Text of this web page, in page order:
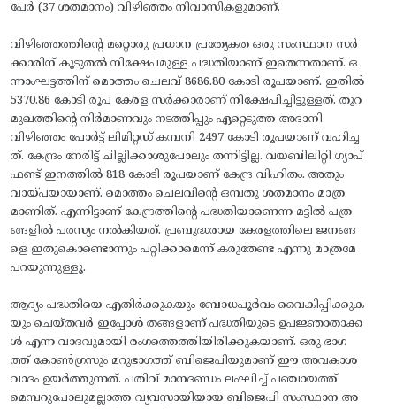
പേർ (37 ശതമാനം) വിഴിഞ്ഞം നിവാസികളുമാണ്.
വിഴിഞ്ഞത്തിന്റെ മറ്റൊരു പ്രധാന പ്രത്യേകത ഒരു സംസ്ഥാന സർ
ക്കാരിന് കൂടുതൽ നിക്ഷേപമുള്ള പദ്ധതിയാണ്‌ ഇതെന്നതാണ്. ഒ
ന്നാംഘട്ടത്തിന് മൊത്തം ചെലവ് 8686.80 കോടി രൂപയാണ്. ഇതിൽ
5370.86 കോടി രൂപ കേരള സർക്കാരാണ് നിക്ഷേപിച്ചിട്ടുള്ളത്. തുറ
മുഖത്തിന്റെ നിർമാണവും നടത്തിപ്പും ഏറ്റെടുത്ത അദാനി
വിഴിഞ്ഞം പോർട്ട് ലിമിറ്റഡ് കമ്പനി 2497 കോടി രൂപയാണ്‌ വഹിച്ച
ത്. കേന്ദ്രം നേരിട്ട് ചില്ലിക്കാശുപോലും തന്നിട്ടില്ല. വയബിലിറ്റി ഗ്യാപ്
ഫണ്ട് ഇനത്തിൽ 818 കോടി രൂപയാണ് കേന്ദ്ര വിഹിതം. അതും
വായ്‌പയായാണ്. മൊത്തം ചെലവിന്റെ ഒമ്പതു ശതമാനം മാത്ര
മാണിത്. എന്നിട്ടാണ് കേന്ദ്രത്തിന്റെ പദ്ധതിയാണെന്ന മട്ടിൽ പത്ര
ങ്ങളിൽ പരസ്യം നൽകിയത്. പ്രബുദ്ധരായ കേരളത്തിലെ ജനങ്ങ
ളെ ഇതുകൊണ്ടൊന്നും പറ്റിക്കാമെന്ന് കരുതേണ്ട എന്നു മാത്രമേ
പറയുന്നുള്ളൂ.
ആദ്യം പദ്ധതിയെ എതിർക്കുകയും ബോധപൂർവം വൈകിപ്പിക്കുക
യും ചെയ്തവർ ഇപ്പോൾ തങ്ങളാണ് പദ്ധതിയുടെ ഉപജ്ഞാതാക്ക
ൾ എന്ന വാദവുമായി രംഗത്തെത്തിയിരിക്കുകയാണ്. ഒരു ഭാഗ
ത്ത് കോൺഗ്രസും മറുഭാഗത്ത് ബിജെപിയുമാണ് ഈ അവകാശ
വാദം ഉയർത്തുന്നത്. പതിവ് മാനദണ്ഡം ലംഘിച്ച് പഞ്ചായത്ത്
മെമ്പറുപോലുമല്ലാത്ത വ്യവസായിയായ ബിജെപി സംസ്ഥാന അ